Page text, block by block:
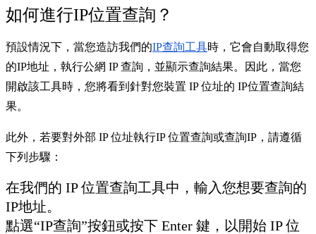
如何進行IP位置查詢？
預設情況下，當您造訪我們的IP查詢工具時，它會自動取得您
的IP地址，執行公網 IP 查詢，並顯示查詢結果。因此，當您
開啟該工具時，您將看到針對您裝置 IP 位址的 IP位置查詢結
果。
此外，若要對外部 IP 位址執行IP 位置查詢或查詢IP，請遵循
下列步驟：
在我們的 IP 位置查詢工具中，輸入您想要查詢的
IP地址。
點選“IP查詢”按鈕或按下 Enter 鍵，以開始 IP 位